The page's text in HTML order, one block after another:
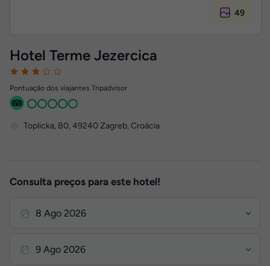
49
Hotel Terme Jezercica
Pontuação dos viajantes Tripadvisor
Toplicka, 80, 49240Zagreb, Croácia
Consulta preços para este hotel!